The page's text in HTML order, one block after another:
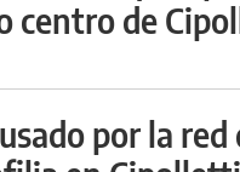
centro de
por la red